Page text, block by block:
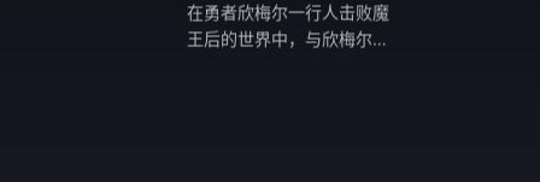
在勇者欣梅尔一行人击败魔
王后的世界中，与欣梅尔等